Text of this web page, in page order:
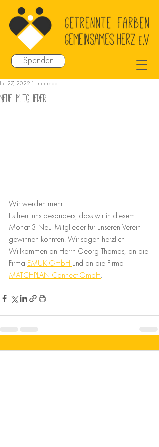
Spenden
Neue Mitglieder
Jul 27, 2022 1 min read
Wir werden mehr
Es freut uns besonders, dass wir in diesem
Monat 3 Neu-Mitglieder für unseren Verein
gewinnen konnten. Wir sagen herzlich
Willkommen an Herrn Georg Thomas, an die
Firma EMUK GmbH und an die Firma
MATCHPLAN Connect GmbH.